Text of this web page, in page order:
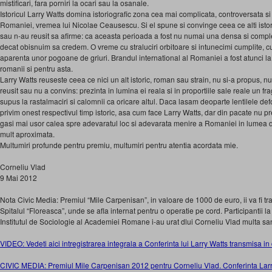
mistificari, fara porniri la ocari sau la osanale.
Istoricul Larry Watts domina istoriografic zona cea mai complicata, controversata
Romaniei, vremea lui Nicolae Ceausescu. Si el spune si convinge ceea ce alti
sau n-au reusit sa afirme: ca aceasta perioada a fost nu numai una densa si
decat obisnuim sa credem. O vreme cu straluciri orbitoare si intunecimi cumplite,
aparenta unor pogoane de griuri. Brandul international al Romaniei a fost atunci
romanii si pentru asta.
Larry Watts reuseste ceea ce nici un alt istoric, roman sau strain, nu si-a propus,
reusit sau nu a convins: prezinta in lumina ei reala si in proportiile sale reale un
supus la rastalmaciri si calomnii ca oricare altul. Daca lasam deoparte lentilele
privim onest respectivul timp istoric, asa cum face Larry Watts, dar din pacate nu
gasi mai usor calea spre adevaratul loc si adevarata menire a Romaniei in lumea
mult aproximata.
Multumiri profunde pentru premiu, multumiri pentru atentia acordata mie.
Corneliu Vlad
9 Mai 2012
Nota Civic Media: Premiul “Mile Carpenisan”, in valoare de 1000 de euro, ii va fi
Spitalul “Floreasca”, unde se afla internat pentru o operatie pe cord. Participantii
Institutul de Sociologie al Academiei Romane i-au urat dlui Corneliu Vlad multa
VIDEO: Vedeti aici intregistrarea integrala a Conferinta lui Larry Watts transmisa
CIVIC MEDIA: Premiul Mile Carpenisan 2012 pentru Corneliu Vlad. Conferinta